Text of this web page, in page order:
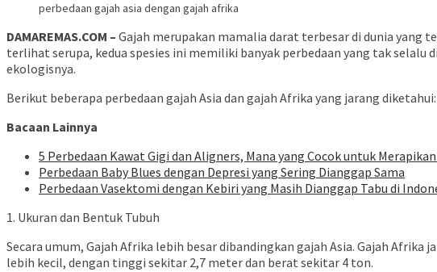
perbedaan gajah asia dengan gajah afrika
DAMAREMAS.COM – Gajah merupakan mamalia darat terbesar di dunia yang
terlihat serupa, kedua spesies ini memiliki banyak perbedaan yang tak
ekologisnya.
Berikut beberapa perbedaan gajah Asia dan gajah Afrika yang jarang diketahui:
Bacaan Lainnya
5 Perbedaan Kawat Gigi dan Aligners, Mana yang Cocok untuk
Perbedaan Baby Blues dengan Depresi yang Sering Dianggap Sama
Perbedaan Vasektomi dengan Kebiri yang Masih Dianggap Tabu di
1. Ukuran dan Bentuk Tubuh
Secara umum, Gajah Afrika lebih besar dibandingkan gajah Asia. Gajah
lebih kecil, dengan tinggi sekitar 2,7 meter dan berat sekitar 4 ton.